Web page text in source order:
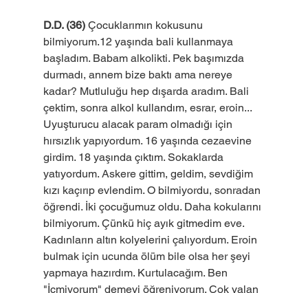
D.D. (36) Çocuklarımın kokusunu
bilmiyorum.12 yaşında bali kullanmaya
başladım. Babam alkolikti. Pek başımızda
durmadı, annem bize baktı ama nereye
kadar? Mutluluğu hep dışarda aradım. Bali
çektim, sonra alkol kullandım, esrar, eroin...
Uyuşturucu alacak param olmadığı için
hırsızlık yapıyordum. 16 yaşında cezaevine
girdim. 18 yaşında çıktım. Sokaklarda
yatıyordum. Askere gittim, geldim, sevdiğim
kızı kaçırıp evlendim. O bilmiyordu, sonradan
öğrendi. İki çocuğumuz oldu. Daha kokularını
bilmiyorum. Çünkü hiç ayık gitmedim eve.
Kadınların altın kolyelerini çalıyordum. Eroin
bulmak için ucunda ölüm bile olsa her şeyi
yapmaya hazırdım. Kurtulacağım. Ben
"İçmiyorum" demeyi öğreniyorum. Çok yalan